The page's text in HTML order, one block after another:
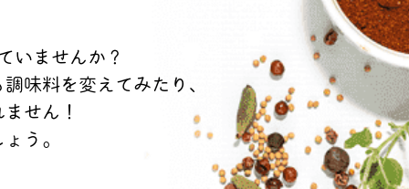
いませんか？
調味料を変えてみたり、
せん！
う。